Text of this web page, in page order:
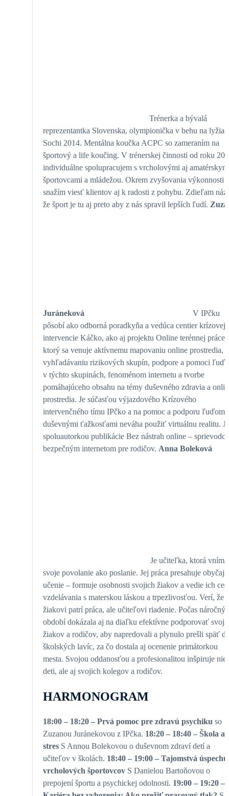
Trénerka a bývalá
reprezentantka Slovenska, olympionička v behu na
Sochi 2014. Mentálna koučka ACPC so zameraním na
športový a life koučing. V trénerskej činnosti od roku
individuálne spolupracujem s vrcholovými aj
športovcami a mládežou. Okrem zvyšovania výkonnosti
snažím viesť klientov aj k radosti z pohybu. Zdieľam
že šport je tu aj preto aby z nás spravil lepších ľudí.
Juráneková
V IPčku
pôsobí ako odborná poradkyňa a vedúca centier krízovej
intervencie Káčko, ako aj projektu Online terénnej práce,
ktorý sa venuje aktívnemu mapovaniu online prostredia,
vyhľadávaniu rizikových skupín, podpore a pomoci
v týchto skupinách, fenoménom internetu a tvorbe
pomáhajúceho obsahu na témy duševného zdravia a
prostredia. Je súčasťou výjazdového Krízového
intervenčného tímu IPčko a na pomoc a podporu ľuďom
duševnými ťažkosťami neváha použiť virtuálnu realitu. Je
spoluautorkou publikácie Bez nástrah online – sprievodca
bezpečným internetom pre rodičov. Anna Boleková
Je učiteľka, ktorá vníma
svoje povolanie ako poslanie. Jej práca presahuje
učenie – formuje osobnosti svojich žiakov a vedie ich
vzdelávania s materskou láskou a trpezlivosťou. Verí, že
žiakovi patrí práca, ale učiteľovi riadenie. Počas
období dokázala aj na diaľku efektívne podporovať
žiakov a rodičov, aby napredovali a plynulo prešli späť
školských lavíc, za čo dostala aj ocenenie primátorkou
mesta. Svojou oddanosťou a profesionalitou inšpiruje
deti, ale aj svojich kolegov a rodičov.
HARMONOGRAM
18:00 – 18:20 – Prvá pomoc pre zdravú psychiku so
Zuzanou Juránekovou z IPčka. 18:20 – 18:40 – Škola a
stres S Annou Bolekovou o duševnom zdraví detí a
učiteľov v školách. 18:40 – 19:00 – Tajomstvá úspechu
vrcholových športovcov S Danielou Bartoňovou o
prepojení športu a psychickej odolnosti. 19:00 – 19:20 –